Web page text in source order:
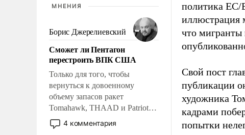
МНЕНИЯ
Борис Джерелиевский
Сможет ли Пентагон
перестроить ВПК США
Только для того, чтобы
вернуться к довоенному
объему запасов ракет
Tomahawk, THAAD и Patriot
США потребуется более трех
лет. Даже небольшая война с
4 комментария
политика ЕС/
иллюстрация
что мигранты
Свой пост
публикации
художника
кадрами
попытки